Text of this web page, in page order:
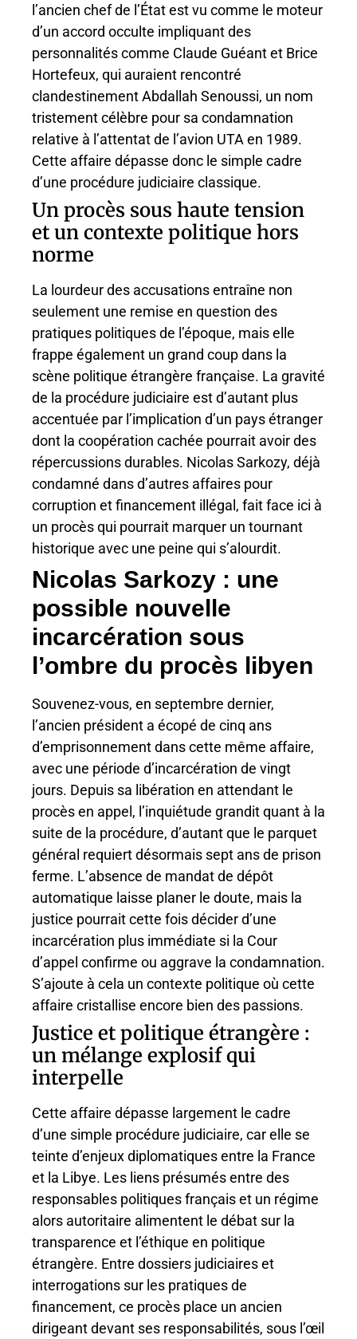
l’ancien chef de l’État est vu comme le moteur
d’un accord occulte impliquant des
personnalités comme Claude Guéant et Brice
Hortefeux, qui auraient rencontré
clandestinement Abdallah Senoussi, un nom
tristement célèbre pour sa condamnation
relative à l’attentat de l’avion UTA en 1989.
Cette affaire dépasse donc le simple cadre
d’une procédure judiciaire classique.
Un procès sous haute tension
et un contexte politique hors
norme
La lourdeur des accusations entraîne non
seulement une remise en question des
pratiques politiques de l’époque, mais elle
frappe également un grand coup dans la
scène politique étrangère française. La gravité
de la procédure judiciaire est d’autant plus
accentuée par l’implication d’un pays étranger
dont la coopération cachée pourrait avoir des
répercussions durables. Nicolas Sarkozy, déjà
condamné dans d’autres affaires pour
corruption et financement illégal, fait face ici à
un procès qui pourrait marquer un tournant
historique avec une peine qui s’alourdit.
Nicolas Sarkozy : une
possible nouvelle
incarcération sous
l’ombre du procès libyen
Souvenez-vous, en septembre dernier,
l’ancien président a écopé de cinq ans
d’emprisonnement dans cette même affaire,
avec une période d’incarcération de vingt
jours. Depuis sa libération en attendant le
procès en appel, l’inquiétude grandit quant à la
suite de la procédure, d’autant que le parquet
général requiert désormais sept ans de prison
ferme. L’absence de mandat de dépôt
automatique laisse planer le doute, mais la
justice pourrait cette fois décider d’une
incarcération plus immédiate si la Cour
d’appel confirme ou aggrave la condamnation.
S’ajoute à cela un contexte politique où cette
affaire cristallise encore bien des passions.
Justice et politique étrangère :
un mélange explosif qui
interpelle
Cette affaire dépasse largement le cadre
d’une simple procédure judiciaire, car elle se
teinte d’enjeux diplomatiques entre la France
et la Libye. Les liens présumés entre des
responsables politiques français et un régime
alors autoritaire alimentent le débat sur la
transparence et l’éthique en politique
étrangère. Entre dossiers judiciaires et
interrogations sur les pratiques de
financement, ce procès place un ancien
dirigeant devant ses responsabilités, sous l’œil